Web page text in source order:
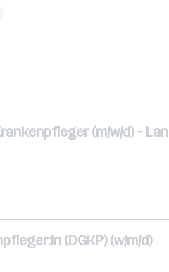
(m/w/d) –
(DGKP) (w/m/d)